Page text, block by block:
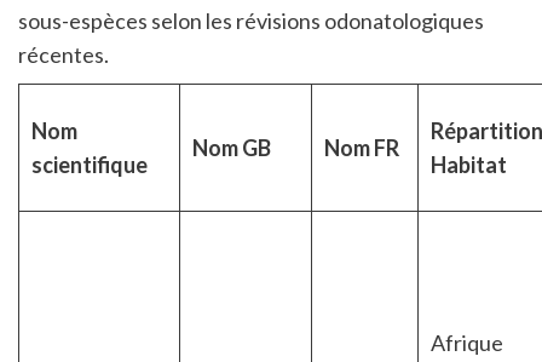
sous-espèces selon les révisions odonatologiques
récentes.
Nom
scientifique
Nom GB Nom FR
Habitat
Afrique